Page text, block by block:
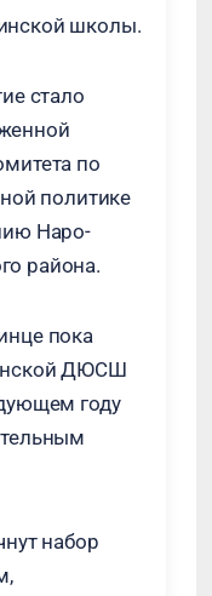
школы.
стало
по
политике
Наро-
района.
пока
ДЮСШ
году
набор